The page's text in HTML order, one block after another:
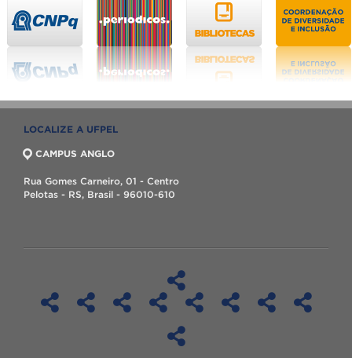
LOCALIZE A UFPEL
CAMPUS ANGLO
Rua Gomes Carneiro, 01 - Centro
Pelotas - RS, Brasil - 96010-610